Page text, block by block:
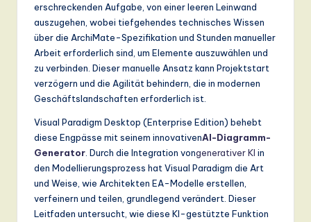
d
D
ig
it
In
o
erschreckenden Aufgabe, von einer leeren Leinwand
auszugehen, wobei tiefgehendes technisches Wissen
über die ArchiMate-Spezifikation und Stunden manueller
Arbeit erforderlich sind, um Elemente auszuwählen und
zu verbinden. Dieser manuelle Ansatz kann Projektstart
verzögern und die Agilität behindern, die in modernen
Geschäftslandschaften erforderlich ist.
Visual Paradigm Desktop (Enterprise Edition) behebt
diese Engpässe mit seinem innovativenAI-Diagramm-
Generator . Durch die Integration vongenerativer KI in
den Modellierungsprozess hat Visual Paradigm die Art
und Weise, wie Architekten EA-Modelle erstellen,
verfeinern und teilen, grundlegend verändert. Dieser
Leitfaden untersucht, wie diese KI-gestützte Funktion